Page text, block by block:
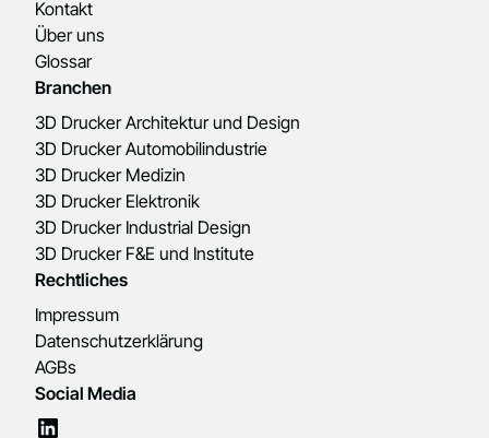
Kontakt
Über uns
Glossar
Branchen
3D Drucker Architektur und Design
3D Drucker Automobilindustrie
3D Drucker Medizin
3D Drucker Elektronik
3D Drucker Industrial Design
3D Drucker F&E und Institute
Rechtliches
Impressum
Datenschutzerklärung
AGBs
Social Media